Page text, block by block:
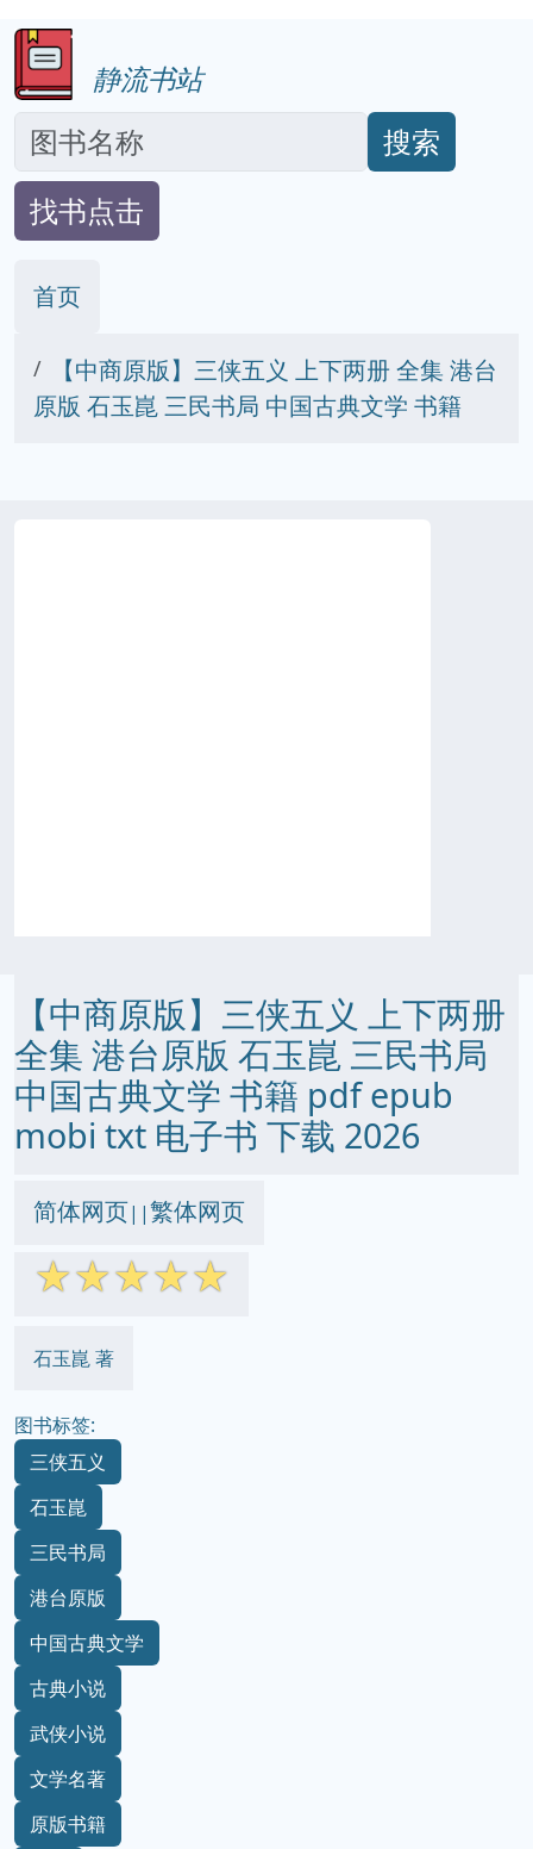
静流书站
搜索
找书点击
首页
【中商原版】三侠五义 上下两册 全集 港台
原版 石玉崑 三民书局 中国古典文学 书籍
【中商原版】三侠五义 上下两册
全集 港台原版 石玉崑 三民书局
中国古典文学 书籍 pdf epub
mobi txt 电子书 下载 2026
简体网页||繁体网页
☆☆☆☆☆
石玉崑 著
图书标签:
三侠五义
石玉崑
三民书局
港台原版
中国古典文学
古典小说
武侠小说
文学名著
原版书籍